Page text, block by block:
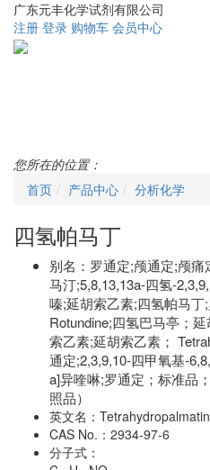
广东元丰化学试剂有限公司
注册 登录 购物车 会员中心
您所在的位置：
首页
产品中心 分析化学
四氢帕马丁
别名： 罗通定;颅通定;颅
马汀;5,8,13,13a-四氢-
嗪;延胡索乙素;四氢帕马丁
Rotundine;四氢巴马亭；
索乙素;延胡索乙素；
通定;2,3,9,10-四甲氧基-
a]异喹啉;罗通定；标准品
照品）
英文名：
CAS No.： 2934-97-6
分子式：